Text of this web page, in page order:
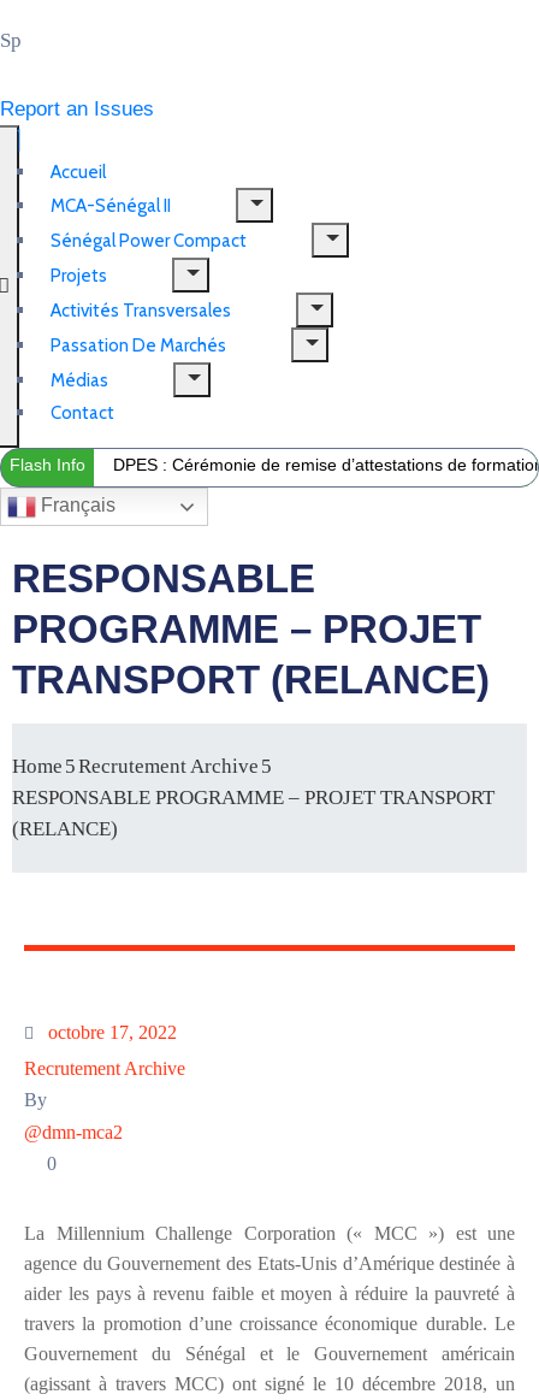
Sp
Report an Issues
Accueil
MCA-Sénégal II
Sénégal Power Compact
Projets
Activités Transversales
Passation De Marchés
Médias
Contact
Flash Info DPES : Cérémonie de remise d’attestations de
Français
RESPONSABLE
PROGRAMME – PROJET
TRANSPORT (RELANCE)
Home
Recrutement Archive
RESPONSABLE PROGRAMME – PROJET TRANSPORT
(RELANCE)
octobre 17, 2022
Recrutement Archive
By
@dmn-mca2
0
La Millennium Challenge Corporation (« MCC ») est une
agence du Gouvernement des Etats-Unis d’Amérique destinée à
aider les pays à revenu faible et moyen à réduire la pauvreté à
travers la promotion d’une croissance économique durable. Le
Gouvernement du Sénégal et le Gouvernement américain
(agissant à travers MCC) ont signé le 10 décembre 2018, un